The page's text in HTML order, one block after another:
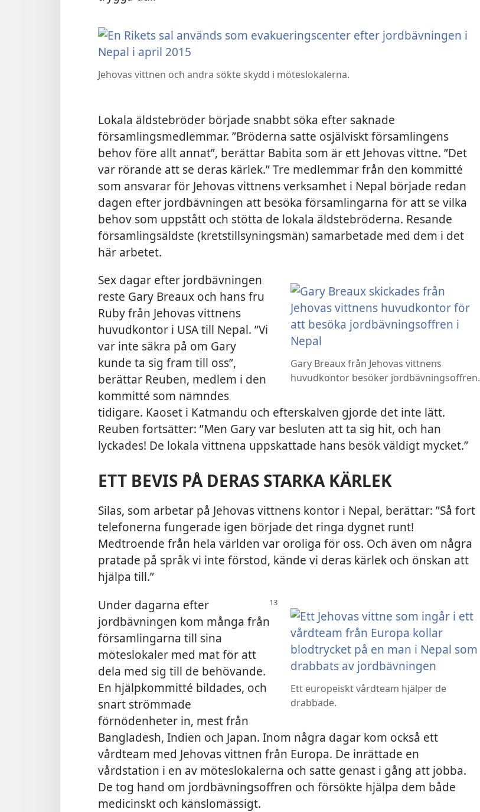
Jehovas vittnen och andra sökte skydd i möteslokalerna.
Lokala äldstebröder började snabbt söka efter saknade
församlingsmedlemmar. ”Bröderna satte osjälviskt församlingens
behov före allt annat”, berättar Babita som är ett Jehovas vittne. ”Det
var rörande att se deras kärlek.” Tre medlemmar från den kommitté
som ansvarar för Jehovas vittnens verksamhet i Nepal började redan
dagen efter jordbävningen att besöka församlingarna för att se vilka
behov som uppstått och stötta de lokala äldstebröderna. Resande
församlingsäldste (kretstillsyningsmän) samarbetade med dem i det
här arbetet.
Gary Breaux från Jehovas vittnens
huvudkontor besöker jordbävningsoffren.
Sex dagar efter jordbävningen
reste Gary Breaux och hans fru
Ruby från Jehovas vittnens
huvudkontor i USA till Nepal. ”Vi
var inte säkra på om Gary
kunde ta sig fram till oss”,
berättar Reuben, medlem i den
kommitté som nämndes
tidigare. Kaoset i Katmandu och efterskalven gjorde det inte lätt.
Reuben fortsätter: ”Men Gary var besluten att ta sig hit, och han
lyckades! De lokala vittnena uppskattade hans besök väldigt mycket.”
ETT BEVIS PÅ DERAS STARKA KÄRLEK
Silas, som arbetar på Jehovas vittnens kontor i Nepal, berättar: ”Så fort
telefonerna fungerade igen började det ringa dygnet runt!
Medtroende från hela världen var oroliga för oss. Och även om några
pratade på språk vi inte förstod, kände vi deras kärlek och önskan att
hjälpa till.”
Ett europeiskt vårdteam hjälper de
drabbade.
Under dagarna efter
jordbävningen kom många från
församlingarna till sina
möteslokaler med mat för att
dela med sig till de behövande.
En hjälpkommitté bildades, och
snart strömmade
förnödenheter in, mest från
Bangladesh, Indien och Japan. Inom några dagar kom också ett
vårdteam med Jehovas vittnen från Europa. De inrättade en
vårdstation i en av möteslokalerna och satte genast i gång att jobba.
De tog hand om jordbävningsoffren och försökte hjälpa dem både
medicinskt och känslomässigt.